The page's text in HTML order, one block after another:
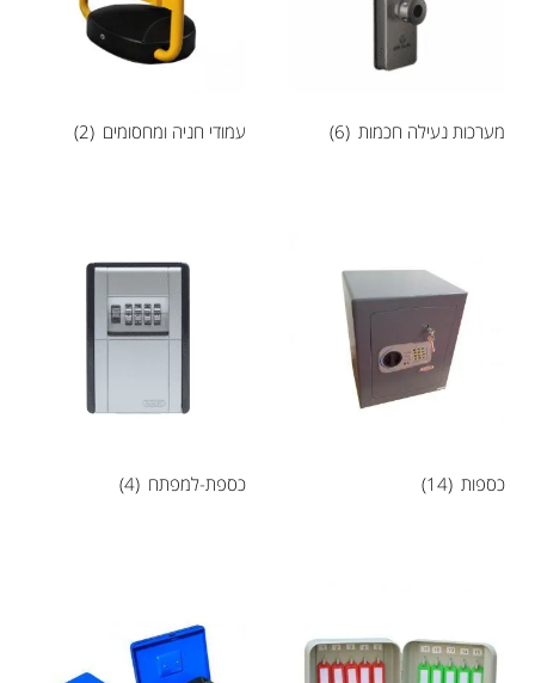
מערכות נעילה חכמות (6) עמודי חניה ומחסומים (2)
כספות (14) כספת-למפתח (4)